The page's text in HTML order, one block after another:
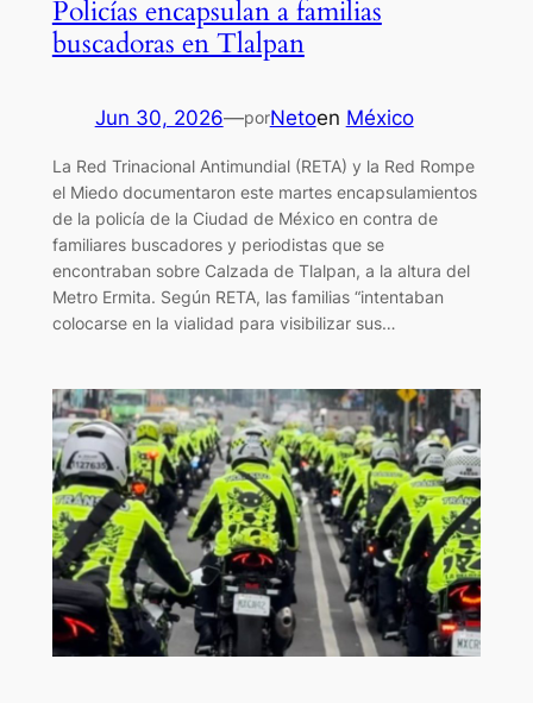
Policías encapsulan a familias
buscadoras en Tlalpan
Jun 30, 2026—porNetoen México
La Red Trinacional Antimundial (RETA) y la Red Rompe
el Miedo documentaron este martes encapsulamientos
de la policía de la Ciudad de México en contra de
familiares buscadores y periodistas que se
encontraban sobre Calzada de Tlalpan, a la altura del
Metro Ermita. Según RETA, las familias “intentaban
colocarse en la vialidad para visibilizar sus…